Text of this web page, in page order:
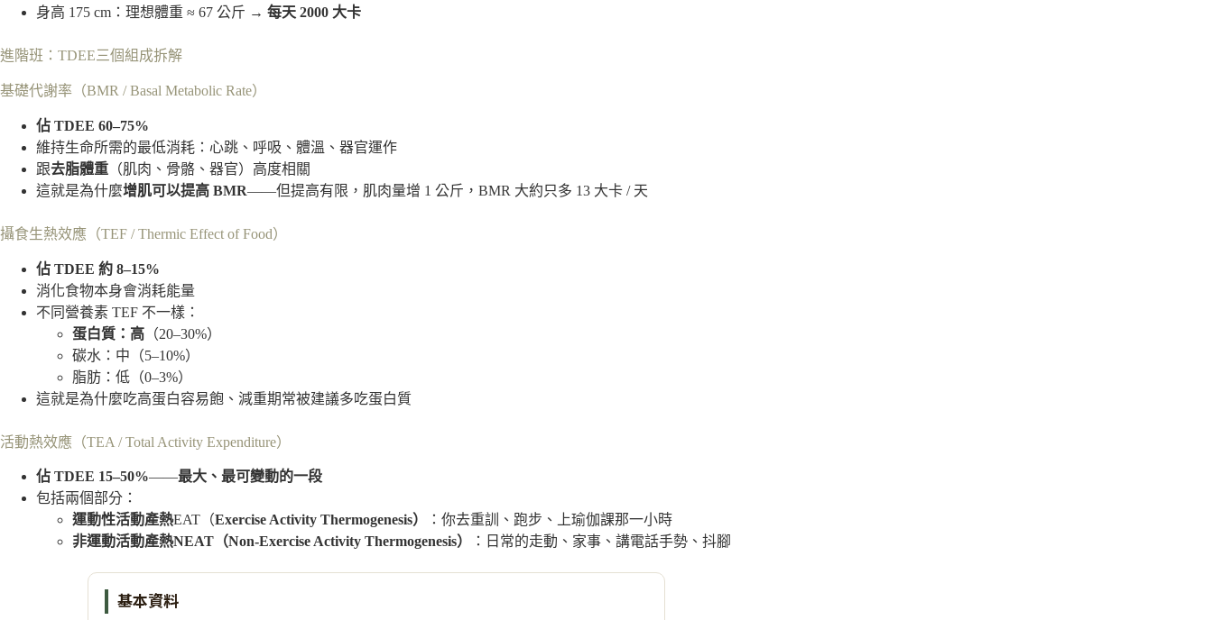
身高 175 cm：理想體重 ≈ 67 公斤 → 每天 2000 大卡
進階班：TDEE三個組成拆解
基礎代謝率（BMR / Basal Metabolic Rate）
佔 TDEE 60–75%
維持生命所需的最低消耗：心跳、呼吸、體溫、器官運作
跟去脂體重 （肌肉、骨骼、器官）高度相關
這就是為什麼增肌可以提高 BMR——但提高有限，肌肉量增 1 公斤，BMR 大約只多 13 大卡 / 天
攝食生熱效應（TEF / Thermic Effect of Food）
佔 TDEE 約 8–15%
消化食物本身會消耗能量
不同營養素 TEF 不一樣：
蛋白質：高 （20–30%）
碳水：中（5–10%）
脂肪：低（0–3%）
這就是為什麼吃高蛋白容易飽、減重期常被建議多吃蛋白質
活動熱效應（TEA / Total Activity Expenditure）
佔 TDEE 15–50%——最大、最可變動的一段
包括兩個部分：
運動性活動產熱EAT（Exercise Activity Thermogenesis）
：你去重訓、跑步、上瑜伽課那一小時
非運動活動產熱NEAT （Non-Exercise Activity Thermogenesis） ：日常的走動、家事、講電話手勢、抖腳
基本資料